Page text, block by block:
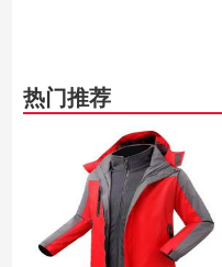
热门推荐